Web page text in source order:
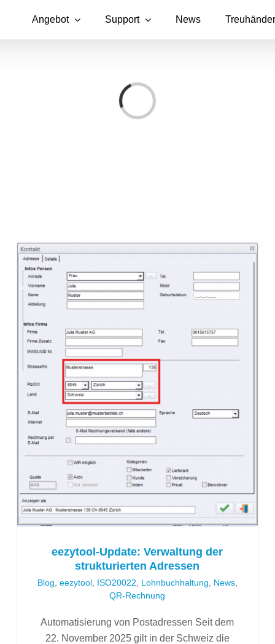
Angebot Support News Treuhänder
Loading...
eezytool-Update: Verwaltung
der strukturierten Adressen
eezytool-Update: Verwaltung der
strukturierten Adressen
Blog eezytool, ISO20022 Lohnbuchhaltung News,
QR-Rechnung
Automatisierung von Postadressen Seit dem
22. November 2025 gilt in der Schweiz die